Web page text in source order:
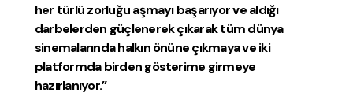
her türlü zorluğu aşmayı başarıyor ve aldığı
darbelerden güçlenerek çıkarak tüm dünya
sinemalarında halkın önüne çıkmaya ve iki
platformda birden gösterime girmeye
hazırlanıyor.”